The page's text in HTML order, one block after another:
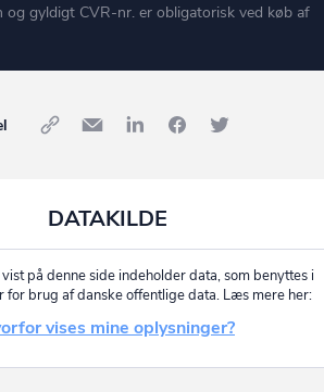
og gyldigt CVR-nr. er obligatorisk ved køb af
DATAKILDE
på denne side indeholder data, som benyttes i
for brug af danske offentlige data. Læs mere her:
vises mine oplysninger?